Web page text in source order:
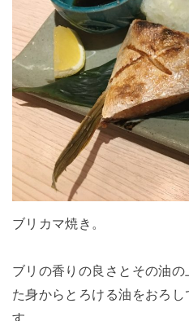
ブリカマ焼き。
ブリの香りの良さとその油
た身からとろける油をおろ
す。